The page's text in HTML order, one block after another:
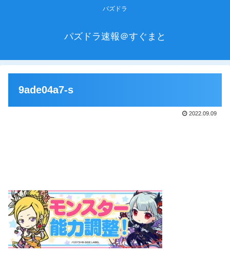
パズドラ
パズドラ速報＠すぐまと
9ade04a7-s
2022.09.09